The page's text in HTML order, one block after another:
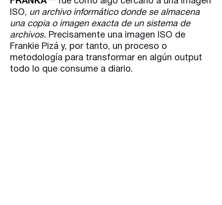
ISO, un archivo informático donde se almacena
una copia o imagen exacta de un sistema de
archivos. Precisamente una imagen ISO de
Frankie Pizá y, por tanto, un proceso o
metodología para transformar en algún output
todo lo que consume a diario.